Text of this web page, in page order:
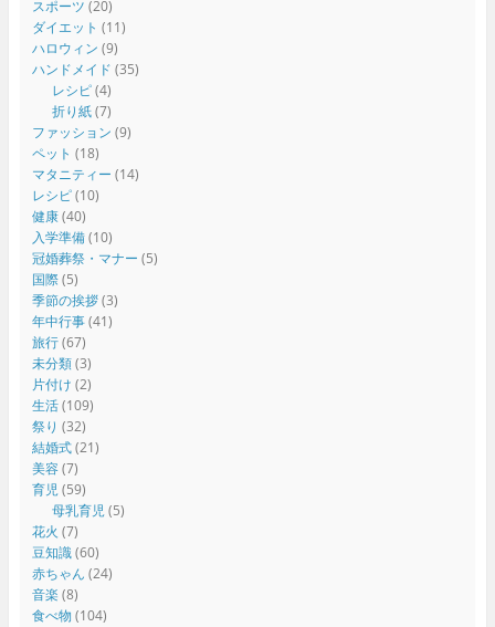
スポーツ (20)
ダイエット (11)
ハロウィン (9)
ハンドメイド (35)
レシピ(4)
折り紙(7)
ファッション (9)
ペット (18)
マタニティー (14)
レシピ(10)
健康(40)
入学準備(10)
冠婚葬祭・マナー (5)
国際(5)
季節の挨拶(3)
年中行事(41)
旅行(67)
未分類(3)
片付け (2)
生活(109)
祭り (32)
結婚式(21)
美容(7)
育児(59)
母乳育児(5)
花火 (7)
豆知識(60)
赤ちゃん (24)
音楽 (8)
食べ物 (104)